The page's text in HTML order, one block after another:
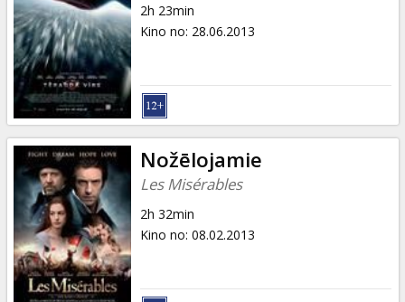
2h 23min
Kino no: 28.06.2013
Nožēlojamie
Les Misérables
2h 32min
Kino no: 08.02.2013